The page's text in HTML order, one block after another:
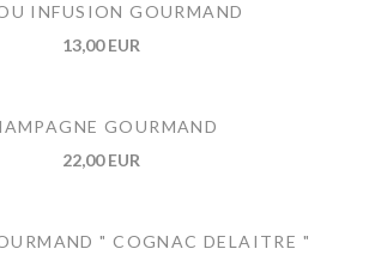
INFUSION GOURMAND
13,00 EUR
GOURMAND
22,00 EUR
" COGNAC DELAITRE "